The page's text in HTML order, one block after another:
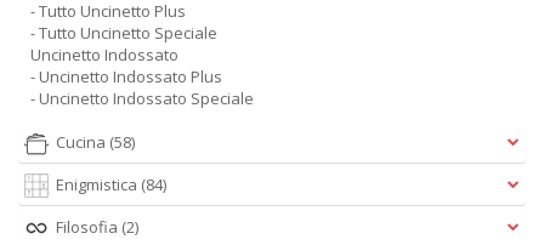
- Tutto Uncinetto Plus
- Tutto Uncinetto Speciale
Uncinetto Indossato
- Uncinetto Indossato Plus
- Uncinetto Indossato Speciale
Cucina (58)
Enigmistica (84)
Filosofia (2)